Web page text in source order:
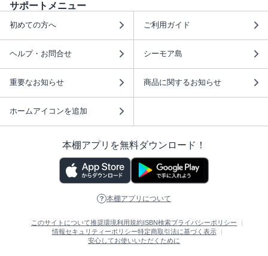
サポートメニュー
初めての方へ ご利用ガイド
ヘルプ・お問合せ シーモア島
重要なお知らせ 商品に関するお知らせ
ホームアイコンを追加
本棚アプリを無料ダウンロード！
本棚アプリについて
このサイトについて推奨環境利用規約ISBN検索プライバシーポリシー
情報セキュリティーポリシー特定商取引法に基づく表示
安心してお使いいただくために